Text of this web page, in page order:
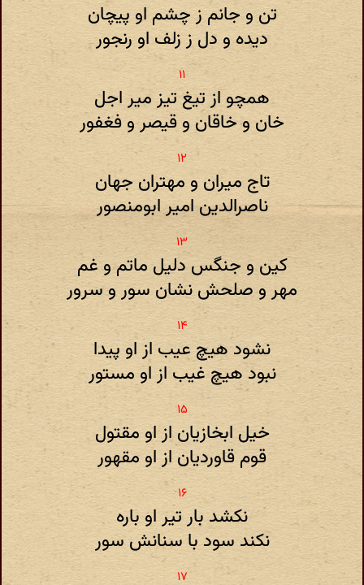
تن و جانم ز چشم او پیچان
دیده و دل ز زلف او رنجور
همچو از تیغ تیز میر اجل
خان و خاقان و قیصر و فغفور
تاج میران و مهتران جهان
ناصرالدین امیر ابومنصور
کین و جنگس دلیل ماتم و غم
مهر و صلحش نشان سور و سرور
نشود هیچ عیب از او پیدا
نبود هیچ غیب از او مستور
خیل ابخازیان از او مقتول
قوم قاوردیان از او مقهور
نکشد بار تیر او باره
نکند سود با سنانش سور